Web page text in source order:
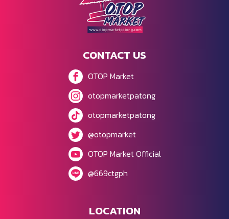
CONTACT US
OTOP Market
otopmarketpatong
otopmarketpatong
@otopmarket
OTOP Market Official
@669ctgph
LOCATION